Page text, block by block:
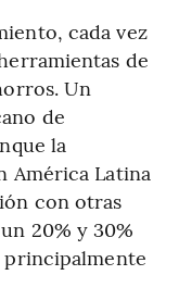
cada vez
de
Un
de
la
América Latina
con otras
20% y 30%
principalmente